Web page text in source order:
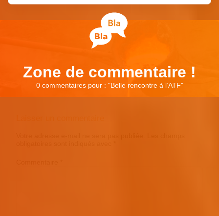
Zone de commentaire !
0 commentaires pour : "Belle rencontre à l’ATF"